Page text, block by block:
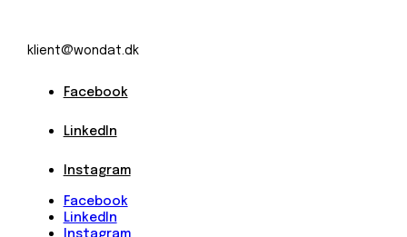
klient@wondat.dk
Facebook
LinkedIn
Instagram
Facebook
LinkedIn
Instagram